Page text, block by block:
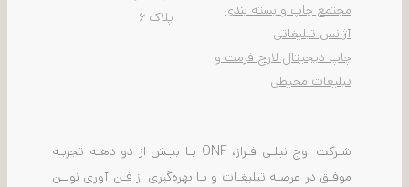
پلاک ۶
مجتمع چاپ و بسته بندی
آژانس تبلیغاتی
چاپ دیجیتال لارج فرمت و
تبلیغات محیطی
شـرکت اوج نیلـی فـراز، ONF بـا بیـش از دو دهـه تجربـه
موفـق در عرصـه تبلیغـات و بـا بهره‌گیری از فـن آوری نویـن